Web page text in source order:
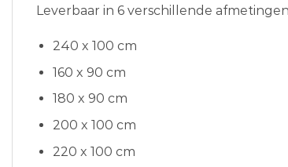
Leverbaar in 6 verschillende
240 x 100 cm
160 x 90 cm
180 x 90 cm
200 x 100 cm
220 x 100 cm